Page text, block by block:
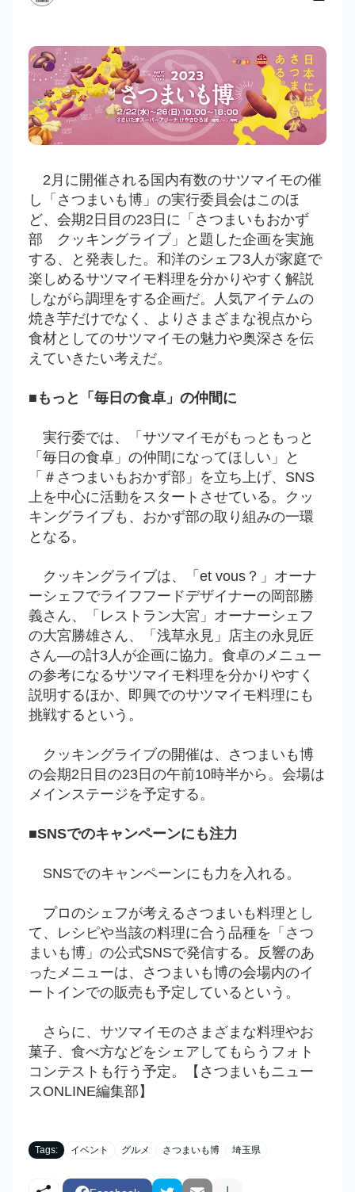
2月に開催される国内有数のサツマイモの催
し「さつまいも博」の実行委員会はこのほ
ど、会期2日目の23日に「さつまいもおかず
部 クッキングライブ」と題した企画を実施
する、と発表した。和洋のシェフ3人が家庭で
楽しめるサツマイモ料理を分かりやすく解説
しながら調理をする企画だ。人気アイテムの
焼き芋だけでなく、よりさまざまな視点から
食材としてのサツマイモの魅力や奥深さを伝
えていきたい考えだ。
■もっと「毎日の食卓」の仲間に
実行委では、「サツマイモがもっともっと
「毎日の食卓」の仲間になってほしい」と
「＃さつまいもおかず部」を立ち上げ、SNS
上を中心に活動をスタートさせている。クッ
キングライブも、おかず部の取り組みの一環
となる。
クッキングライブは、「et vous？」オーナ
ーシェフでライフフードデザイナーの岡部勝
義さん、「レストラン大宮」オーナーシェフ
の大宮勝雄さん、「浅草永見」店主の永見匠
さん―の計3人が企画に協力。食卓のメニュー
の参考になるサツマイモ料理を分かりやすく
説明するほか、即興でのサツマイモ料理にも
挑戦するという。
クッキングライブの開催は、さつまいも博
の会期2日目の23日の午前10時半から。会場は
メインステージを予定する。
■SNSでのキャンペーンにも注力
SNSでのキャンペーンにも力を入れる。
プロのシェフが考えるさつまいも料理とし
て、レシピや当該の料理に合う品種を「さつ
まいも博」の公式SNSで発信する。反響のあ
ったメニューは、さつまいも博の会場内のイ
ートインでの販売も予定しているという。
さらに、サツマイモのさまざまな料理やお
菓子、食べ方などをシェアしてもらうフォト
コンテストも行う予定。【さつまいもニュー
スONLINE編集部】
Tags: イベント グルメ さつまいも博 埼玉県